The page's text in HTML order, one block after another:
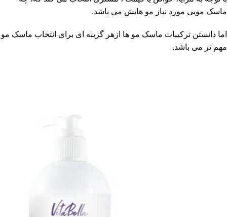
ماسک مویی مورد نیاز مو هایش می باشد.
اما دانستن ترکیبات ماسک مو ها ازهر گزینه ای برای انتخاب ماسک مو
مهم تر می باشد.